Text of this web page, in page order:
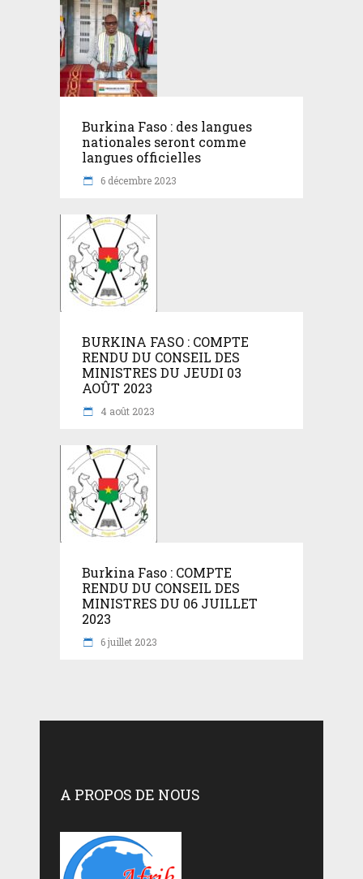
Burkina Faso : des langues
nationales seront comme
langues officielles
6 décembre 2023
BURKINA FASO : COMPTE
RENDU DU CONSEIL DES
MINISTRES DU JEUDI 03
AOÛT 2023
4 août 2023
Burkina Faso : COMPTE
RENDU DU CONSEIL DES
MINISTRES DU 06 JUILLET
2023
6 juillet 2023
A PROPOS DE NOUS